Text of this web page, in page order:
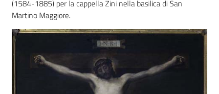
(1584-1885) per la cappella Zini nella basilica di San
Martino Maggiore.